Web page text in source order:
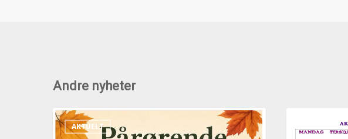
Andre nyheter
AKTUELT
Pårørende
og
uke